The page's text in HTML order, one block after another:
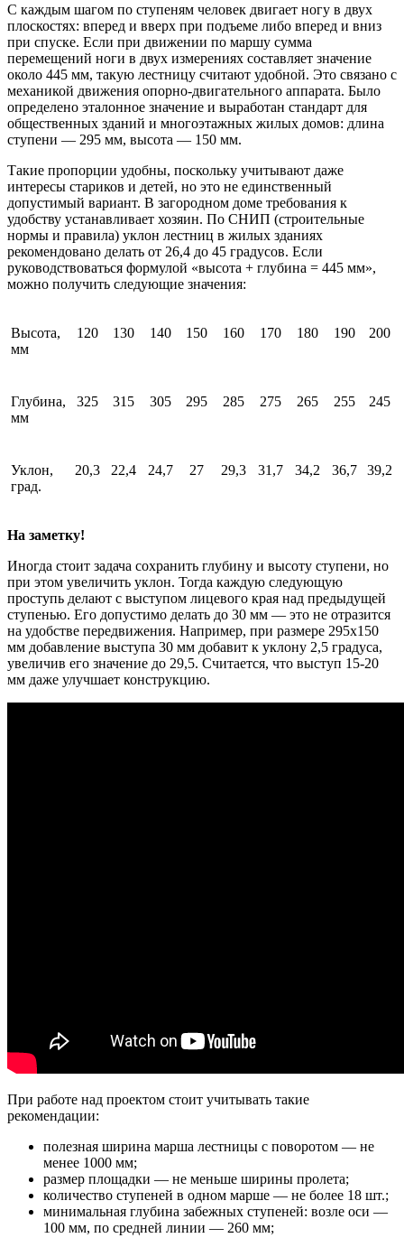
С каждым шагом по ступеням человек двигает ногу в двух
плоскостях: вперед и вверх при подъеме либо вперед и вниз
при спуске. Если при движении по маршу сумма
перемещений ноги в двух измерениях составляет значение
около 445 мм, такую лестницу считают удобной. Это связано с
механикой движения опорно-двигательного аппарата. Было
определено эталонное значение и выработан стандарт для
общественных зданий и многоэтажных жилых домов: длина
ступени — 295 мм, высота — 150 мм.
Такие пропорции удобны, поскольку учитывают даже
интересы стариков и детей, но это не единственный
допустимый вариант. В загородном доме требования к
удобству устанавливает хозяин. По СНИП (строительные
нормы и правила) уклон лестниц в жилых зданиях
рекомендовано делать от 26,4 до 45 градусов. Если
руководствоваться формулой «высота + глубина = 445 мм»,
можно получить следующие значения:
Высота,
мм
120 130 140 150 160 170 180 190 200
Глубина,
мм
325 315 305 295 285 275 265 255 245
Уклон,
град.
20,3 22,4 24,7 27 29,3 31,7 34,2 36,7 39,2
На заметку!
Иногда стоит задача сохранить глубину и высоту ступени, но
при этом увеличить уклон. Тогда каждую следующую
проступь делают с выступом лицевого края над предыдущей
ступенью. Его допустимо делать до 30 мм — это не отразится
на удобстве передвижения. Например, при размере 295х150
мм добавление выступа 30 мм добавит к уклону 2,5 градуса,
увеличив его значение до 29,5. Считается, что выступ 15-20
мм даже улучшает конструкцию.
При работе над проектом стоит учитывать такие
рекомендации:
полезная ширина марша лестницы с поворотом — не
менее 1000 мм;
размер площадки — не меньше ширины пролета;
количество ступеней в одном марше — не более 18 шт.;
минимальная глубина забежных ступеней: возле оси —
100 мм, по средней линии — 260 мм;